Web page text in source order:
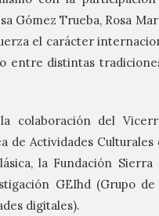
Gómez Trueba, Rosa
el carácter
entre distintas
colaboración del
de Actividades
la Fundación
GEIhd (Grupo
digitales).